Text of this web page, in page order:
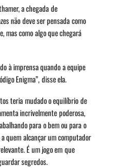
a chegada de
não deve ser pensada como
mas como algo que chegará
à imprensa quando a equipe
Enigma”, disse ela.
teria mudado o equilíbrio de
incrivelmente poderosa,
para o bem ou para o
quem alcançar um computador
É um jogo em que
segredos.